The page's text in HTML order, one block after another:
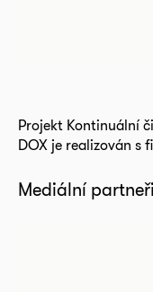
Projekt Kontinuální
DOX je realizován s
Mediální partneři